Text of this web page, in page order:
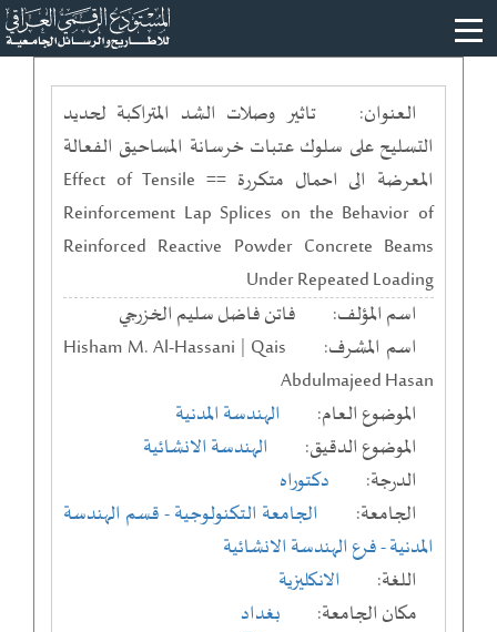
العنوان:
تاثير وصلات الشد المتراكبة لحديد
التسليح على سلوك عتبات خرسانة المساحيق الفعالة
المعرضة الى احمال متكررة == Effect of Tensile
Reinforcement Lap Splices on the Behavior of
Reinforced Reactive Powder Concrete Beams
Under Repeated Loading
اسم المؤلف:
فاتن فاضل سليم الخزرجي
اسم المشرف:
Hisham M. Al-Hassani | Qais
Abdulmajeed Hasan
الموضوع العام:
الهندسة المدنية
الموضوع الدقيق:
الهندسة الانشائية
الدرجة:
دكتوراه
الجامعة:
الجامعة التكنولوجية- قسم الهندسة
المدنية- فرع الهندسة الانشائية
اللغة:
الانكليزية
مكان الجامعة:
بغداد